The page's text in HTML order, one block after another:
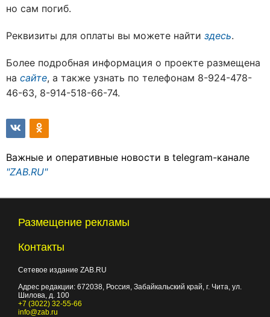
но сам погиб.
Реквизиты для оплаты вы можете найти здесь.
Более подробная информация о проекте размещена
на сайте, а также узнать по телефонам 8-924-478-
46-63, 8-914-518-66-74.
Важные и оперативные новости в telegram-канале
"ZAB.RU"
Размещение рекламы
Контакты
Сетевое издание ZAB.RU
Адрес редакции: 672038, Россия, Забайкальский край, г. Чита, ул.
Шилова, д. 100
+7 (3022) 32-55-66
info@zab.ru